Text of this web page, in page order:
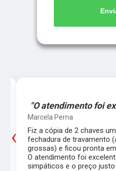
"O atendimento foi
Marcela Perna
Fiz a cópia de 2 chaves
fechadura de travamento
grossas) e ficou pronta
O atendimento foi
simpáticos e o preço
‹